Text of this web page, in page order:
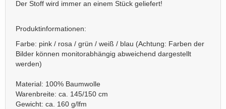
Der Stoff wird immer an einem Stück geliefert!
Produktinformationen:
Farbe: pink / rosa / grün / weiß / blau (Achtung: Farben der
Bilder können monitorabhängig abweichend dargestellt
werden)
Material: 100% Baumwolle
Warenbreite: ca. 145/150 cm
Gewicht: ca. 160 g/lfm